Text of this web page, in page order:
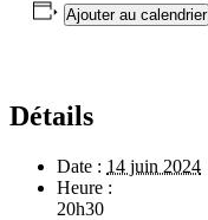
Ajouter au calendrier
Détails
Date : 14 juin 2024
Heure :
20h30